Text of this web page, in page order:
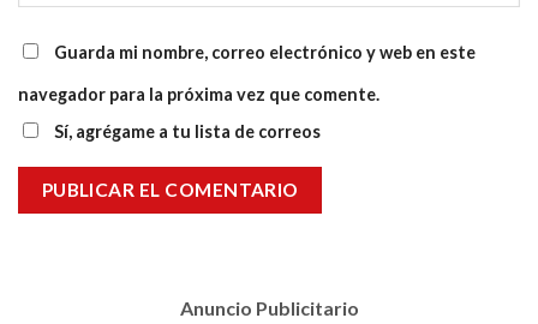
Guarda mi nombre, correo electrónico y web en este
navegador para la próxima vez que comente.
Sí, agrégame a tu lista de correos
Anuncio Publicitario